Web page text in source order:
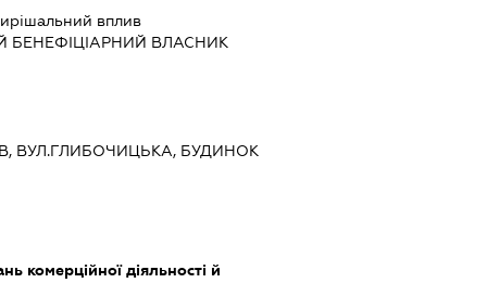
вплив
БЕНЕФІЦІАРНИЙ ВЛАСНИК
ВУЛ.ГЛИБОЧИЦЬКА, БУДИНОК
комерційної діяльності й